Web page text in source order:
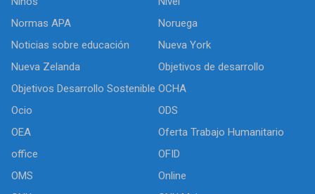
Normas APA
Noruega
Noticias sobre educación
Nueva York
Nueva Zelanda
Objetivos de desarrollo
Objetivos Desarrollo Sostenible OCHA
Ocio
ODS
OEA
Oferta Trabajo Humanitario
office
OFID
OMS
Online